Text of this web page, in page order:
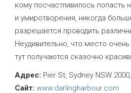
кому посчастливилось попасть
и умиротворения, никогда
разрешается проводить
Неудивительно, что место
тут получаются сказочно
Адрес: Pier St, Sydney NSW
Сайт: www.darlingharbour.com